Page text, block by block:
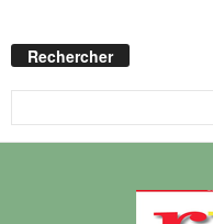
Rechercher